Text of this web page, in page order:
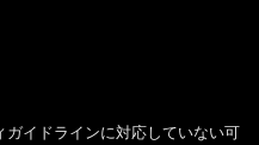
イドラインに対応していない可